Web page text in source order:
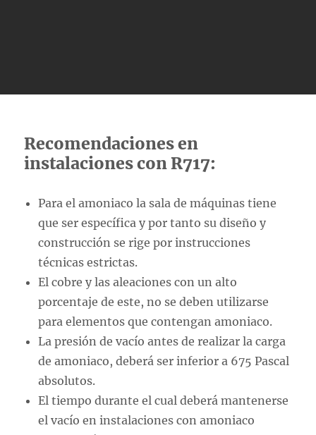
Recomendaciones en
instalaciones con R717:
Para el amoniaco la sala de máquinas tiene
que ser específica y por tanto su diseño y
construcción se rige por instrucciones
técnicas estrictas.
El cobre y las aleaciones con un alto
porcentaje de este, no se deben utilizarse
para elementos que contengan amoniaco.
La presión de vacío antes de realizar la carga
de amoniaco, deberá ser inferior a 675 Pascal
absolutos.
El tiempo durante el cual deberá mantenerse
el vacío en instalaciones con amoniaco